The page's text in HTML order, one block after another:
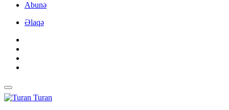
Abunə
Əlaqə
Turan